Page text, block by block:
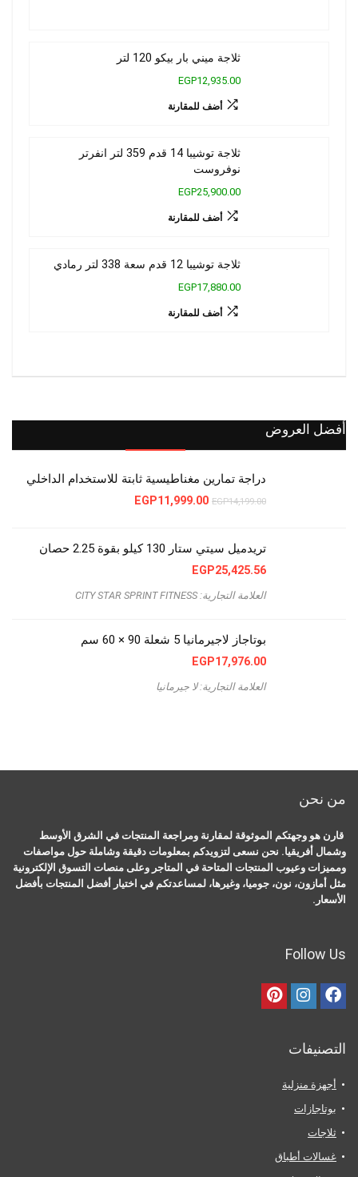
ثلاجة ميني بار بيكو 120 لتر
EGP12,935.00
أضف للمقارنة
ثلاجة توشيبا 14 قدم 359 لتر انفرتر
نوفروست
EGP25,900.00
أضف للمقارنة
ثلاجة توشيبا 12 قدم سعة 338 لتر رمادي
EGP17,880.00
أضف للمقارنة
أفضل العروض
دراجة تمارين مغناطيسية ثابتة للاستخدام الداخلي
EGP14,199.00
السعر
EGP11,999.00
تريدميل سيتي ستار 130 كيلو بقوة 2.25 حصان
EGP25,425.56
العلامة التجارية: CITY STAR SPRINT FITNESS
بوتاجاز لاجيرمانيا 5 شعلة 90 × 60 سم
EGP17,976.00
العلامة التجارية: لا جيرمانيا
من نحن
قارن هو وجهتكم الموثوقة لمقارنة ومراجعة المنتجات في الشرق الأوسط
وشمال أفريقيا. نحن نسعى لتزويدكم بمعلومات دقيقة وشاملة حول مواصفات
ومميزات وعيوب المنتجات المتاحة في المتاجر وعلى منصات التسوق الإلكترونية
مثل أمازون، نون، جوميا، وغيرها، لمساعدتكم في اختيار أفضل المنتجات بأفضل
الأسعار.
Follow Us
التصنيفات
أجهزة منزلية
بوتاجازات
ثلاجات
غسالات أطباق